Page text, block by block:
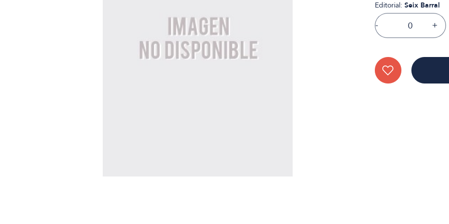
Editorial: Seix Barral
- +